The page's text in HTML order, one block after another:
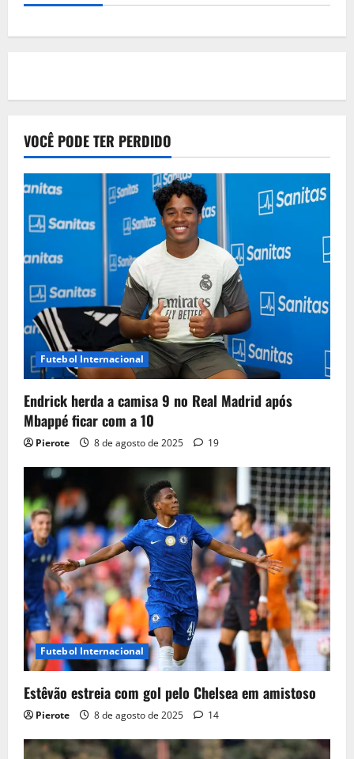
VOCÊ PODE TER PERDIDO
Futebol Internacional
Endrick herda a camisa 9 no Real Madrid após
Mbappé ficar com a 10
Pierote 8 de agosto de 2025 19
Futebol Internacional
Estêvão estreia com gol pelo Chelsea em amistoso
Pierote 8 de agosto de 2025 14